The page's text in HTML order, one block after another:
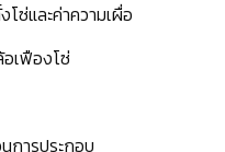
ซ่และค่าความเผื่อ
เฟืองโซ่
ารประกอบ